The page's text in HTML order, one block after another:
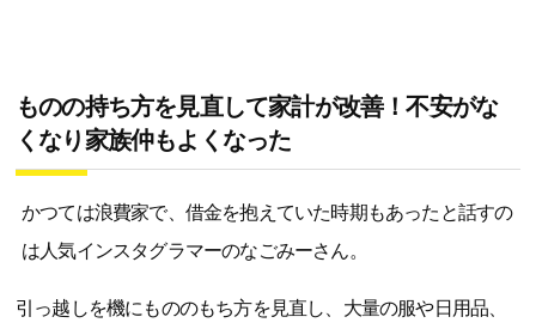
ものの持ち方を見直して家計が改善！不安がな
くなり家族仲もよくなった
かつては浪費家で、借金を抱えていた時期もあったと話すの
は人気インスタグラマーのなごみーさん。
引っ越しを機にもののもち方を見直し、大量の服や日用品、